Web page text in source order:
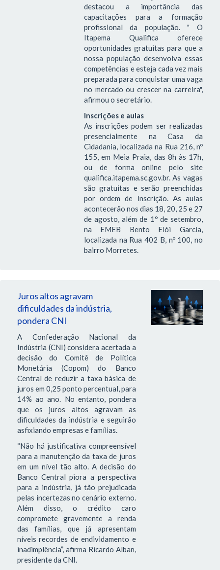
destacou a importância das
capacitações para a formação
profissional da população. " O
Itapema Qualifica oferece
oportunidades gratuitas para que a
nossa população desenvolva essas
competências e esteja cada vez mais
preparada para conquistar uma vaga
no mercado ou crescer na carreira",
afirmou o secretário.
Inscrições e aulas
As inscrições podem ser realizadas
presencialmente na Casa da
Cidadania, localizada na Rua 216, nº
155, em Meia Praia, das 8h às 17h,
ou de forma online pelo site
qualifica.itapema.sc.gov.br. As vagas
são gratuitas e serão preenchidas
por ordem de inscrição. As aulas
acontecerão nos dias 18, 20, 25 e 27
de agosto, além de 1º de setembro,
na EMEB Bento Elói Garcia,
localizada na Rua 402 B, nº 100, no
bairro Morretes.
Juros altos agravam
dificuldades da indústria,
pondera CNI
A Confederação Nacional da
Indústria (CNI) considera acertada a
decisão do Comitê de Política
Monetária (Copom) do Banco
Central de reduzir a taxa básica de
juros em 0,25 ponto percentual, para
14% ao ano. No entanto, pondera
que os juros altos agravam as
dificuldades da indústria e seguirão
asfixiando empresas e famílias.
“Não há justificativa compreensível
para a manutenção da taxa de juros
em um nível tão alto. A decisão do
Banco Central piora a perspectiva
para a indústria, já tão prejudicada
pelas incertezas no cenário externo.
Além disso, o crédito caro
compromete gravemente a renda
das famílias, que já apresentam
níveis recordes de endividamento e
inadimplência”, afirma Ricardo Alban,
presidente da CNI.